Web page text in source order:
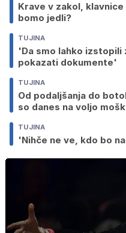
Krave v zakol,
bomo jedli?
TUJINA
'Da smo lahko izstopili
pokazati dokumente'
TUJINA
Od podaljšanja do
so danes na voljo
TUJINA
'Nihče ne ve, kdo bo